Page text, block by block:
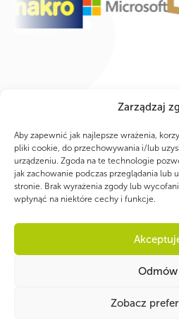
Zarządzaj
Aby zapewnić jak najlepsze wrażenia,
pliki cookie, do przechowywania i/lub
urządzeniu. Zgoda na te technologie
jak zachowanie podczas przeglądania lub
stronie. Brak wyrażenia zgody lub
wpłynąć na niektóre cechy i funkcje.
Odmów
Zobacz